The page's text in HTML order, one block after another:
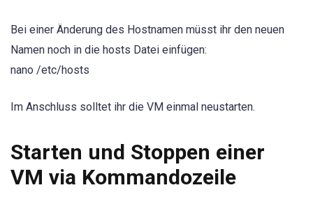
Bei einer Änderung des Hostnamen müsst ihr den neuen
Namen noch in die hosts Datei einfügen:
nano /etc/hosts
Im Anschluss solltet ihr die VM einmal neustarten.
Starten und Stoppen einer
VM via Kommandozeile